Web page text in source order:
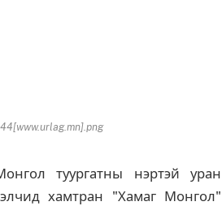
44[www.urlag.mn].png
туургатны нэртэй уран
хамтран "Хамаг Монгол"